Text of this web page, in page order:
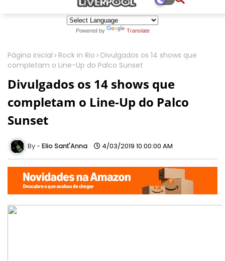
Powered by Translate
Página inicial Rock in Rio
Divulgados os 14 shows que
completam o Line-Up do Palco Sunset
Divulgados os 14 shows que
completam o Line-Up do Palco
Sunset
Elio Sant'Anna 4/03/2019 10:00:00 AM